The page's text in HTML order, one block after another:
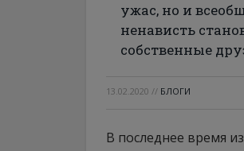
ужас, но и
ненависть
собственные
13.02.2020 // БЛОГИ
В последнее время